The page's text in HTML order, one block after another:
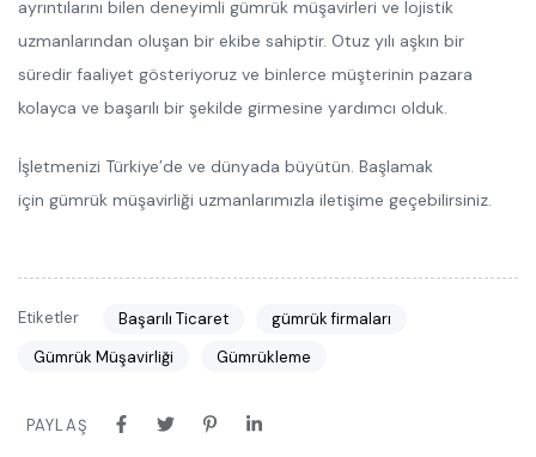
ayrıntılarını bilen deneyimli gümrük müşavirleri ve lojistik
uzmanlarından oluşan bir ekibe sahiptir. Otuz yılı aşkın bir
süredir faaliyet gösteriyoruz ve binlerce müşterinin pazara
kolayca ve başarılı bir şekilde girmesine yardımcı olduk.
İşletmenizi Türkiye’de ve dünyada büyütün. Başlamak
için gümrük müşavirliği uzmanlarımızla iletişime geçebilirsiniz.
Etiketler Başarılı Ticaret
gümrük firmaları
Gümrük Müşavirliği
Gümrükleme
PAYLAŞ